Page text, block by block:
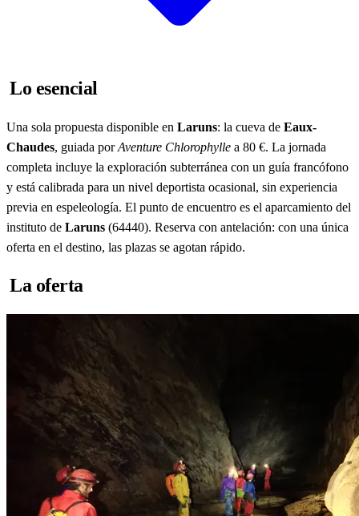
Lo esencial
Una sola propuesta disponible en Laruns: la cueva de Eaux-
Chaudes, guiada porAventure Chlorophylle a 80 €. La jornada
completa incluye la exploración subterránea con un guía francófono
y está calibrada para un nivel deportista ocasional, sin experiencia
previa en espeleología. El punto de encuentro es el aparcamiento del
instituto de Laruns (64440). Reserva con antelación: con una única
oferta en el destino, las plazas se agotan rápido.
La oferta